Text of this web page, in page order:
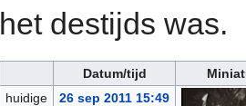
het destijds was.
Datum/tijd
huidige
26 sep 2011 15:49